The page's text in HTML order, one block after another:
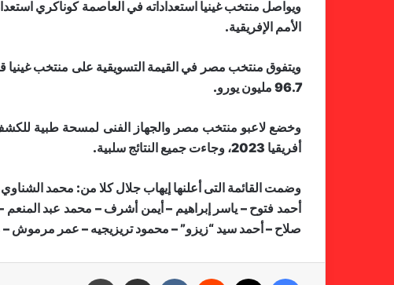
ويواصل منتخب غينيا استعداداته في العاصمة كوناكري
الأمم الإفريقية.
96.7 مليون يورو.
وخضع لاعبو منتخب مصر والجهاز الفنى لمسحة طبية للكشف
أفريقيا 2023، وجاءت جميع النتائج سلبية
.
وضمت القائمة التى أعلنها إيهاب جلال كلا من: محمد
أحمد فتوح – ياسر إبراهيم – أيمن أشرف – محمد عبد
صلاح – أحمد سيد “زيزو” – محمود تريزيجيه – عمر